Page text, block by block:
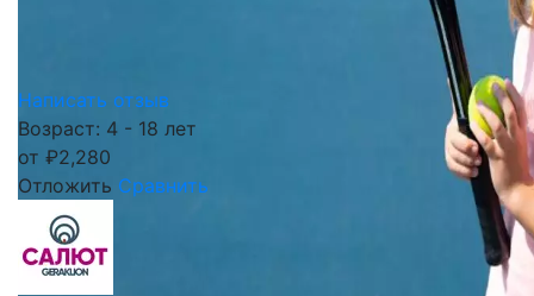
Написать отзыв
Возраст: 4 - 18 лет
от ₽2,280
Отложить Сравнить